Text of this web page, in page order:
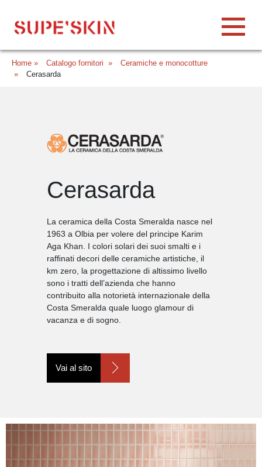
Home » Catalogo fornitori »
Ceramiche e monocotture
»
Cerasarda
Cerasarda
La ceramica della Costa Smeralda nasce nel
1963 a Olbia per volere del principe Karim
Aga Khan. I colori solari dei suoi smalti e i
rafﬁnati decori delle ceramiche artistiche, il
km zero, la progettazione di altissimo livello
sono i tratti dell’azienda che hanno
contribuito alla notorietà internazionale della
Costa Smeralda quale luogo glamour di
vacanza e di sogno.
Vai al sito